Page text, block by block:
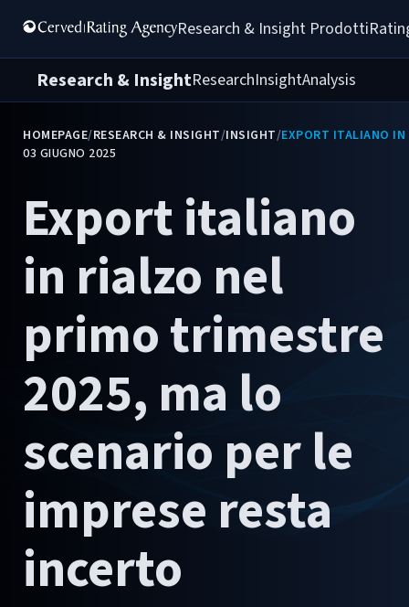
Research & Insight Prodotti
Research & InsightResearchInsightAnalysis
HOMEPAGE/RESEARCH & INSIGHT/INSIGHT/EXPORT ITALIANO IN
03 GIUGNO 2025
Export italiano
in rialzo nel
primo trimestre
2025, ma lo
scenario per le
imprese resta
incerto